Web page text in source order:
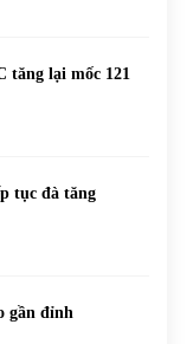
tăng lại mốc 121
tục đà tăng
gần đỉnh